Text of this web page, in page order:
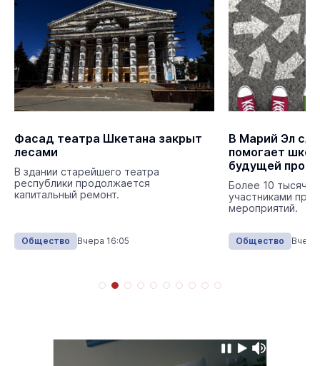
Фасад театра Шкетана закрыт
лесами
В здании старейшего театра
республики продолжается
капитальный ремонт.
Общество Вчера 16:05
В Марий Эл
помогает
будущей
Более 10 тысяч
участниками
мероприятий.
Общество Вчера